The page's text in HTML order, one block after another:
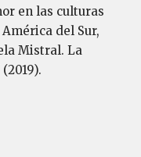
en las culturas
del Sur,
Mistral. La